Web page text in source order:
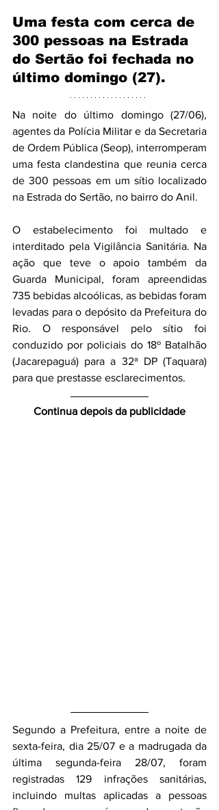
Uma festa com cerca de
300 pessoas na Estrada
do Sertão foi fechada no
último domingo (27).
Na noite do último domingo (27/06),
agentes da Polícia Militar e da Secretaria
de Ordem Pública (Seop), interromperam
uma festa clandestina que reunia cerca
de 300 pessoas em um sítio localizado
na Estrada do Sertão, no bairro do Anil.
O estabelecimento foi multado e
interditado pela Vigilância Sanitária. Na
ação que teve o apoio também da
Guarda Municipal, foram apreendidas
735 bebidas alcoólicas, as bebidas foram
levadas para o depósito da Prefeitura do
Rio. O responsável pelo sítio foi
conduzido por policiais do 18º Batalhão
(Jacarepaguá) para a 32ª DP (Taquara)
para que prestasse esclarecimentos.
Continua depois da publicidade
Segundo a Prefeitura, entre a noite de
sexta-feira, dia 25/07 e a madrugada da
última segunda-feira 28/07, foram
registradas 129 infrações sanitárias,
incluindo multas aplicadas a pessoas